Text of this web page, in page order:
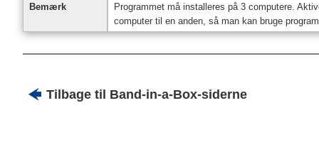
Bemærk
Programmet må installeres på 3 computere.
computer til en anden, så man kan bruge
Tilbage til Band-in-a-Box-siderne